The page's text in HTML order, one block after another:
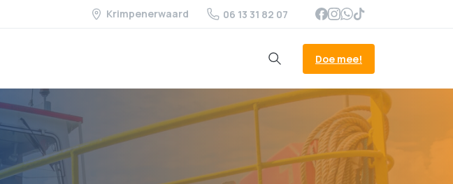
Krimpenerwaard 06 13 31 82 07
Search
Doe mee!